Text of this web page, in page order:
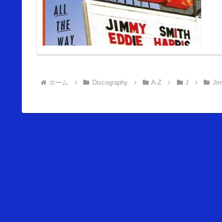
ホーム Discography A-Z J